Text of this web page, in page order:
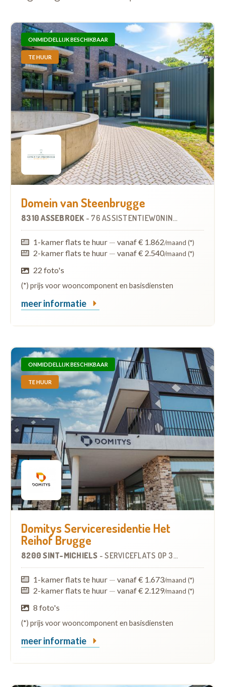
ONMIDDELLIJK BESCHIKBAAR
TE HUUR
Domein van Steenbrugge
8310 ASSEBROEK - 76 ASSISTENTIEWONINGEN
1-kamer flats te huur — vanaf € 1.862/maand (*)
2-kamer flats te huur — vanaf € 2.540/maand (*)
22 foto's
(*) prijs voor wooncomponent en basisdiensten
meer informatie
ONMIDDELLIJK BESCHIKBAAR
TE HUUR
Domitys Serviceresidentie Het
Reihof Brugge
8200 SINT-MICHIELS -SERVICEFLATS OP 3.5 KM
1-kamer flats te huur — vanaf € 1.673/maand (*)
2-kamer flats te huur — vanaf € 2.129/maand (*)
8 foto's
(*) prijs voor wooncomponent en basisdiensten
meer informatie